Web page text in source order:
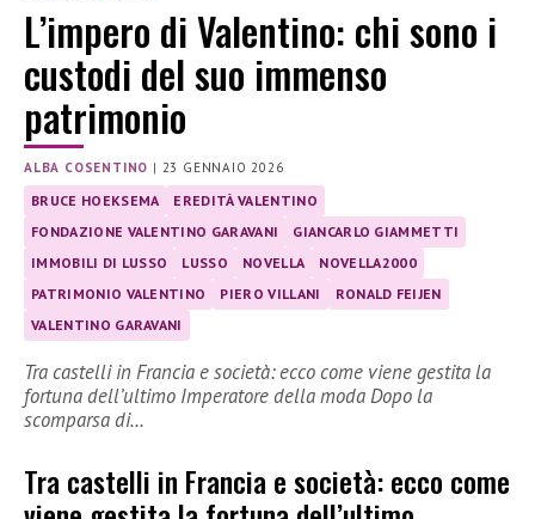
L’impero di Valentino: chi sono i
custodi del suo immenso
patrimonio
ALBA COSENTINO | 23 GENNAIO 2026
BRUCE HOEKSEMA
EREDITÀ VALENTINO
FONDAZIONE VALENTINO GARAVANI
GIANCARLO GIAMMETTI
IMMOBILI DI LUSSO
LUSSO NOVELLA
NOVELLA2000
PATRIMONIO VALENTINO
PIERO VILLANI
RONALD FEIJEN
VALENTINO GARAVANI
Tra castelli in Francia e società: ecco come viene gestita la
fortuna dell’ultimo Imperatore della moda Dopo la
scomparsa di…
Tra castelli in Francia e società: ecco come